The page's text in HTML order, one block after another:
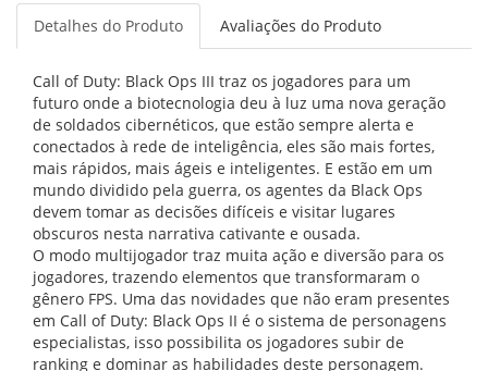
Detalhes do Produto Avaliações do Produto
Call of Duty: Black Ops III traz os jogadores para um
futuro onde a biotecnologia deu à luz uma nova geração
de soldados cibernéticos, que estão sempre alerta e
conectados à rede de inteligência, eles são mais fortes,
mais rápidos, mais ágeis e inteligentes. E estão em um
mundo dividido pela guerra, os agentes da Black Ops
devem tomar as decisões difíceis e visitar lugares
obscuros nesta narrativa cativante e ousada.
O modo multijogador traz muita ação e diversão para os
jogadores, trazendo elementos que transformaram o
gênero FPS. Uma das novidades que não eram presentes
em Call of Duty: Black Ops II é o sistema de personagens
especialistas, isso possibilita os jogadores subir de
ranking e dominar as habilidades deste personagem.